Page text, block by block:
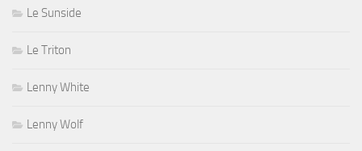
Le Sunside
Le Triton
Lenny White
Lenny Wolf